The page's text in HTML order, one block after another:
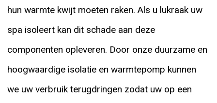
hun warmte kwijt moeten raken. Als u lukraak uw
spa isoleert kan dit schade aan deze
componenten opleveren. Door onze duurzame en
hoogwaardige isolatie en warmtepomp kunnen
we uw verbruik terugdringen zodat uw op een